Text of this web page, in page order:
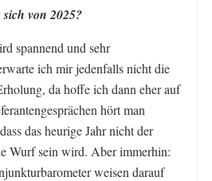
von 2025?
spannend und sehr
ich mir jedenfalls nicht die
da hoffe ich dann eher auf
hört man
das heurige Jahr nicht der
Wurf sein wird. Aber immerhin:
weisen darauf